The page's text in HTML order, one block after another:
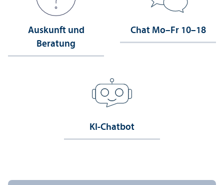
Auskunft und
Beratung
Chat Mo–Fr 10–18
KI-Chatbot